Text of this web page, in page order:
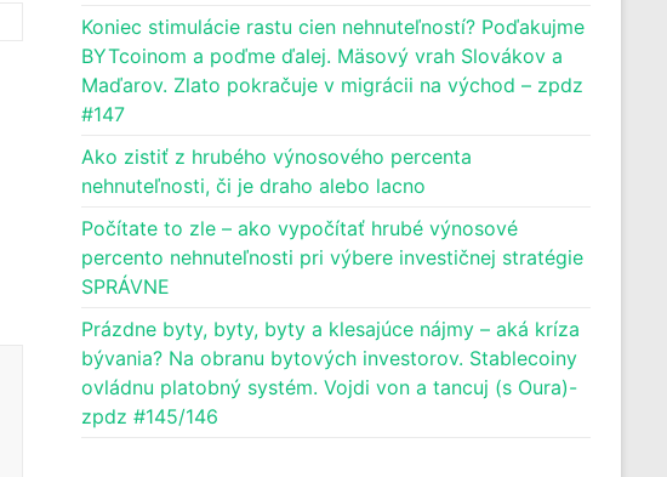
Koniec stimulácie rastu cien nehnuteľností? Poďakujme
BYTcoinom a poďme ďalej. Mäsový vrah Slovákov a
Maďarov. Zlato pokračuje v migrácii na východ – zpdz
#147
Ako zistiť z hrubého výnosového percenta
nehnuteľnosti, či je draho alebo lacno
Počítate to zle – ako vypočítať hrubé výnosové
percento nehnuteľnosti pri výbere investičnej stratégie
SPRÁVNE
Prázdne byty, byty, byty a klesajúce nájmy – aká kríza
bývania? Na obranu bytových investorov. Stablecoiny
ovládnu platobný systém. Vojdi von a tancuj (s Oura)-
zpdz #145/146